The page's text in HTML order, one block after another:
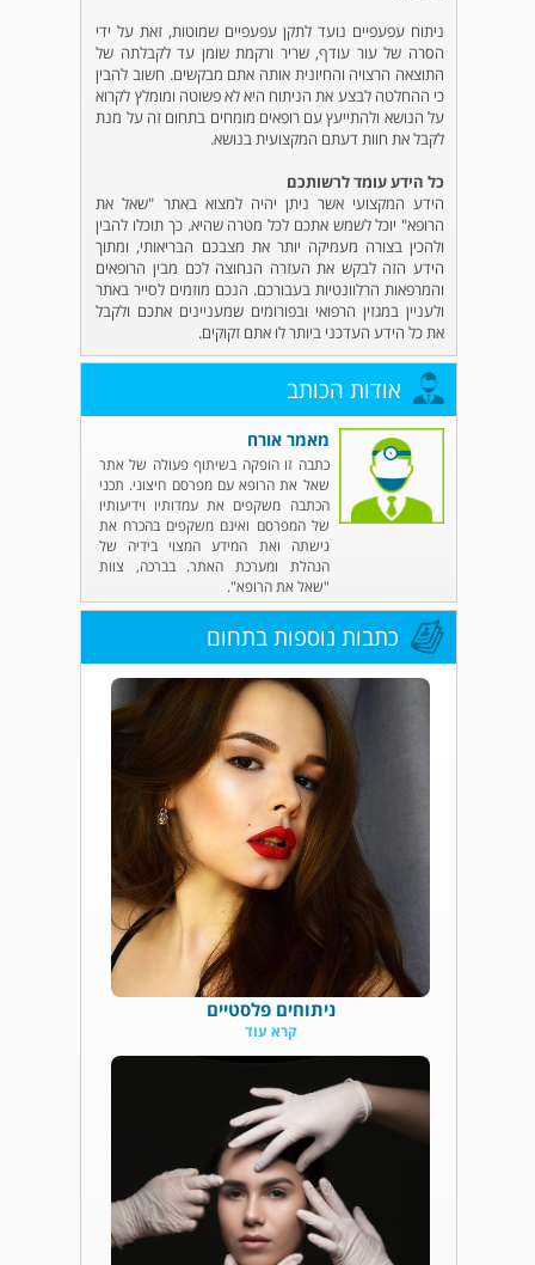
ניתוח עפעפיים נועד לתקן עפעפיים שמוטות, זאת על ידי
הסרה של עור עודף, שריר ורקמת שומן עד לקבלתה של
התוצאה הרצויה והחיונית אותה אתם מבקשים. חשוב להבין
כי ההחלטה לבצע את הניתוח היא לא פשוטה ומומלץ לקרוא
על הנושא ולהתייעץ עם רופאים מומחים בתחום זה על מנת
לקבל את חוות דעתם המקצועית בנושא.
כל הידע עומד לרשותכם
הידע המקצועי אשר ניתן יהיה למצוא באתר "שאל את
הרופא" יוכל לשמש אתכם לכל מטרה שהיא. כך תוכלו להבין
ולהכין בצורה מעמיקה יותר את מצבכם הבריאותי, ומתוך
הידע הזה לבקש את העזרה הנחוצה לכם מבין הרופאים
והמרפאות הרלוונטיות בעבורכם. הנכם מוזמים לסייר באתר
ולעניין במגזין הרפואי ובפורומים שמעניינים אתכם ולקבל
את כל הידע העדכני ביותר לו אתם זקוקים.
אודות הכותב
מאמר אורח
כתבה זו הופקה בשיתוף פעולה של אתר
שאל את הרופא עם מפרסם חיצוני. תכני
הכתבה משקפים את עמדותיו וידיעותיו
של המפרסם ואינם משקפים בהכרח את
גישתה ואת המידע המצוי בידיה של
הנהלת ומערכת האתר. בברכה, צוות
"שאל את הרופא".
כתבות נוספות בתחום
ניתוחים פלסטיים
קרא עוד